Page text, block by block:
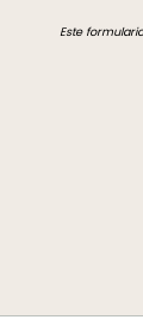
Este